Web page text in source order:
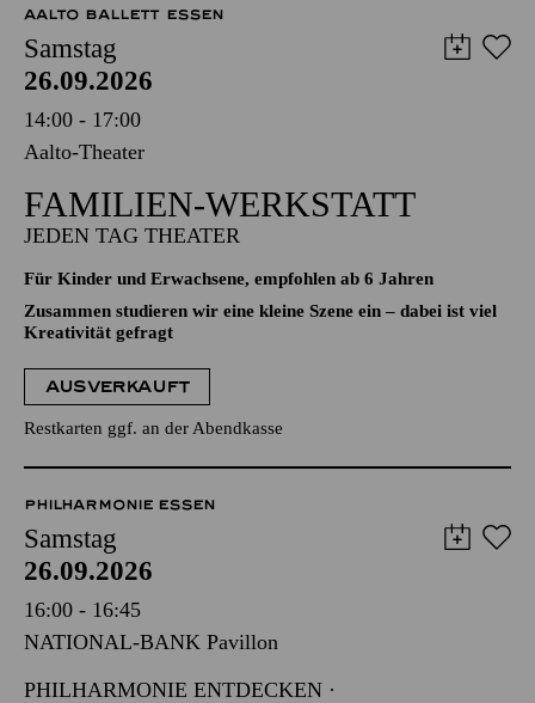
AALTO BALLETT ESSEN
Samstag
26.09.2026
14:00 - 17:00
Aalto-Theater
FAMILIEN-WERKSTATT
JEDEN TAG THEATER
Für Kinder und Erwachsene, empfohlen ab 6 Jahren
Zusammen studieren wir eine kleine Szene ein – dabei ist viel
Kreativität gefragt
AUSVERKAUFT
Restkarten ggf. an der Abendkasse
PHILHARMONIE ESSEN
Samstag
26.09.2026
16:00 - 16:45
NATIONAL-BANK Pavillon
PHILHARMONIE ENTDECKEN ·